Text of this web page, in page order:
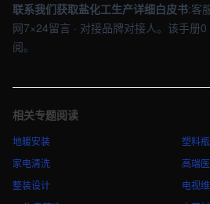
联系我们获取盐化工生产详细白皮书:客
网7×24留言 · 对接品牌对接人。该手册
阅。
相关专题阅读
地暖安装
家电清洗
整装设计
塑料瓶
高端
电视